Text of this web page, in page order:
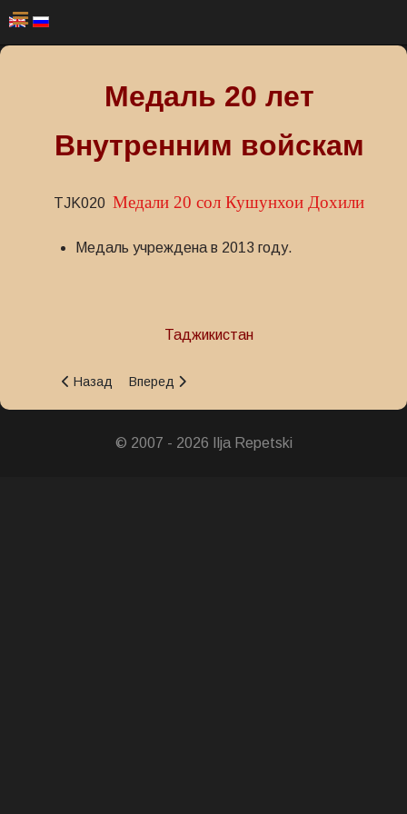
Медаль 20 лет
Внутренним войскам
TJK020 Медали 20 сол Кушунхои Дохили
Медаль учреждена в 2013 году.
Таджикистан
Предыдущий: Медаль 50 лет Следственным органам
Назад Следующий: Медаль 80 лет милиции
Вперед
© 2007 - 2026 Ilja Repetski